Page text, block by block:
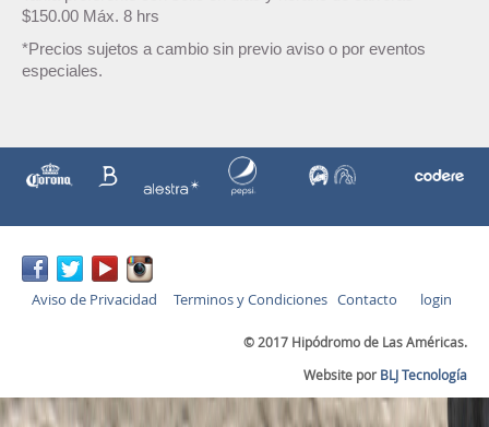
$150.00 Máx. 8 hrs
*Precios sujetos a cambio sin previo aviso o por eventos
especiales.
Aviso de Privacidad Terminos y Condiciones Contacto login
© 2017 Hipódromo de Las Américas.
Website por BLJ Tecnología